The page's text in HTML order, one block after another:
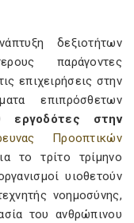
δεξιοτήτων
παράγοντες
επιχειρήσεις στην
επιπρόσθετων
εργοδότες στην
Προοπτικών
το τρίτο τρίμηνο
υιοθετούν
νοημοσύνης,
του ανθρώπινου